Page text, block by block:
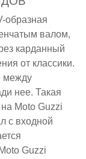
образная
валом,
карданный
от классики.
между
нее. Такая
Moto Guzzi
с входной
Guzzi